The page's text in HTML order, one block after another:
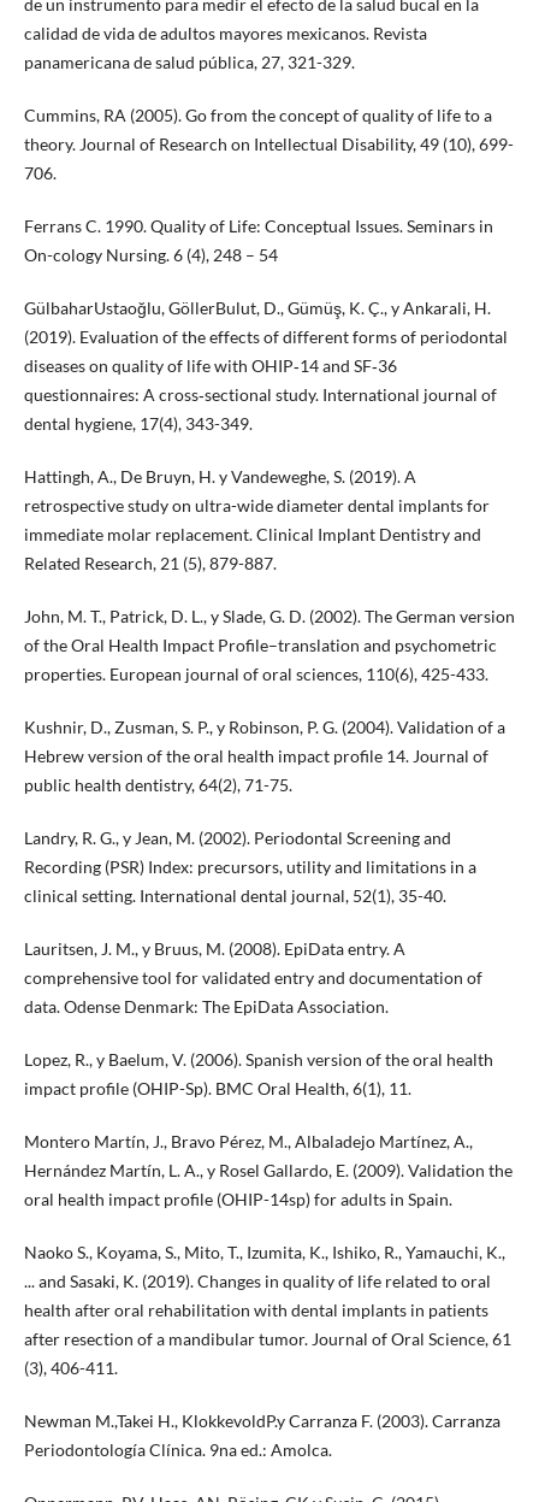
de un instrumento para medir el efecto de la salud bucal en la
calidad de vida de adultos mayores mexicanos. Revista
panamericana de salud pública, 27, 321-329.
Cummins, RA (2005). Go from the concept of quality of life to a
theory. Journal of Research on Intellectual Disability, 49 (10), 699-
706.
Ferrans C. 1990. Quality of Life: Conceptual Issues. Seminars in
On-cology Nursing. 6 (4), 248 – 54
GülbaharUstaoğlu, GöllerBulut, D., Gümüş, K. Ç., y Ankarali, H.
(2019). Evaluation of the effects of different forms of periodontal
diseases on quality of life with OHIP‐14 and SF‐36
questionnaires: A cross‐sectional study. International journal of
dental hygiene, 17(4), 343-349.
Hattingh, A., De Bruyn, H. y Vandeweghe, S. (2019). A
retrospective study on ultra-wide diameter dental implants for
immediate molar replacement. Clinical Implant Dentistry and
Related Research, 21 (5), 879-887.
John, M. T., Patrick, D. L., y Slade, G. D. (2002). The German version
of the Oral Health Impact Profile–translation and psychometric
properties. European journal of oral sciences, 110(6), 425-433.
Kushnir, D., Zusman, S. P., y Robinson, P. G. (2004). Validation of a
Hebrew version of the oral health impact profile 14. Journal of
public health dentistry, 64(2), 71-75.
Landry, R. G., y Jean, M. (2002). Periodontal Screening and
Recording (PSR) Index: precursors, utility and limitations in a
clinical setting. International dental journal, 52(1), 35-40.
Lauritsen, J. M., y Bruus, M. (2008). EpiData entry. A
comprehensive tool for validated entry and documentation of
data. Odense Denmark: The EpiData Association.
Lopez, R., y Baelum, V. (2006). Spanish version of the oral health
impact profile (OHIP-Sp). BMC Oral Health, 6(1), 11.
Montero Martín, J., Bravo Pérez, M., Albaladejo Martínez, A.,
Hernández Martín, L. A., y Rosel Gallardo, E. (2009). Validation the
oral health impact profile (OHIP-14sp) for adults in Spain.
Naoko S., Koyama, S., Mito, T., Izumita, K., Ishiko, R., Yamauchi, K.,
... and Sasaki, K. (2019). Changes in quality of life related to oral
health after oral rehabilitation with dental implants in patients
after resection of a mandibular tumor. Journal of Oral Science, 61
(3), 406-411.
Newman M.,Takei H., KlokkevoldP.y Carranza F. (2003). Carranza
Periodontología Clínica. 9na ed.: Amolca.